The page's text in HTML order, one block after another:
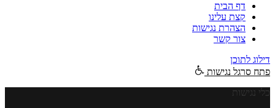
דף הבית
קצת עלינו
הצהרת נגישות
צור קשר
דילוג לתוכן
פתח סרגל נגישות
כלי נגישות